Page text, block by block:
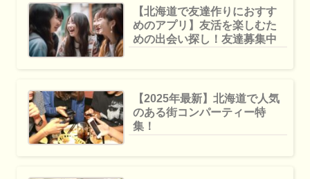
【北海道で友達作りにおすす
めのアプリ】友活を楽しむた
めの出会い探し！友達募集中
【2025年最新】北海道で人気
のある街コンパーティー特
集！